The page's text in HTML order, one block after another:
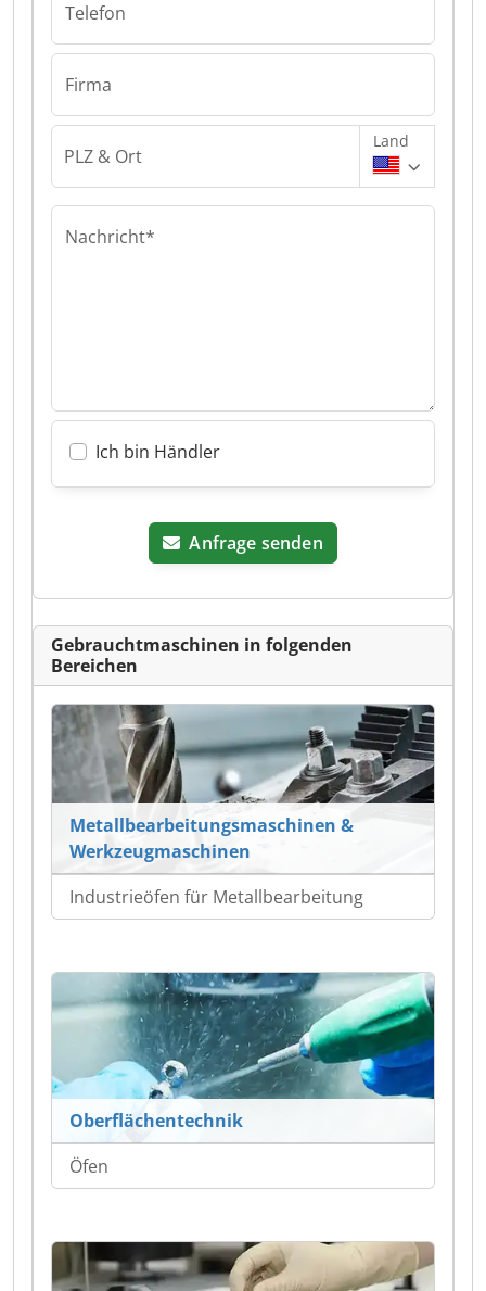
Telefon
Firma
PLZ & Ort
Land
Nachricht*
Ich bin Händler
Anfrage senden
Gebrauchtmaschinen in folgenden
Bereichen
Metallbearbeitungsmaschinen &
Werkzeugmaschinen
Industrieöfen für Metallbearbeitung
Oberflächentechnik
Öfen